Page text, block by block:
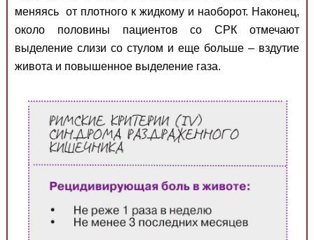
меняясь от плотного к жидкому и наоборот. Наконец,
около половины пациентов со СРК отмечают
выделение слизи со стулом и еще больше – вздутие
живота и повышенное выделение газа.